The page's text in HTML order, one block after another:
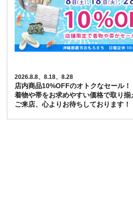
2026.8.8、8.18、8.28
店内商品10%OFFのオトクなセール！
着物や帯をお求めやすい価格で取り揃
ご来店、心よりお待ちしております！